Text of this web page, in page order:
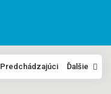
Predchádzajúci Ďalšie